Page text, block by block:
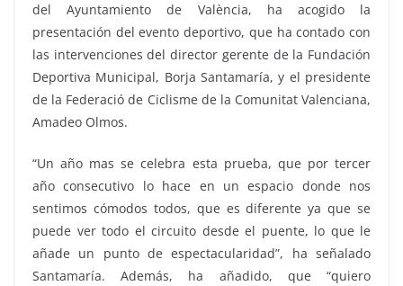
del Ayuntamiento de València, ha acogido la
presentación del evento deportivo, que ha contado con
las intervenciones del director gerente de la Fundación
Deportiva Municipal, Borja Santamaría, y el presidente
de la Federació de Ciclisme de la Comunitat Valenciana,
Amadeo Olmos.
“Un año mas se celebra esta prueba, que por tercer
año consecutivo lo hace en un espacio donde nos
sentimos cómodos todos, que es diferente ya que se
puede ver todo el circuito desde el puente, lo que le
añade un punto de espectacularidad”, ha señalado
Santamaría. Además, ha añadido, que “quiero